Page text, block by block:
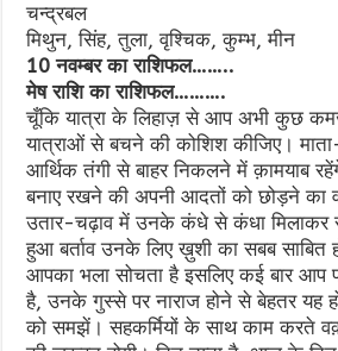
चन्द्रबल
मिथुन, सिंह, तुला, वृश्चिक, कुम्भ, मीन
10 नवम्बर का राशिफल……..
मेष राशि का राशिफल……….
चूँकि यात्रा के लिहाज़ से आप अभी कुछ
यात्राओं से बचने की कोशिश कीजिए।
आर्थिक तंगी से बाहर निकलने में क़ामयाब
बनाए रखने की अपनी आदतों को छोड़ने का
उतार-चढ़ाव में उनके कंधे से कंधा मिलाकर
हुआ बर्ताव उनके लिए ख़ुशी का सबब साबित
आपका भला सोचता है इसलिए कई बार आप
है, उनके गुस्से पर नाराज होने से बेहतर यह
को समझें। सहकर्मियों के साथ काम करते